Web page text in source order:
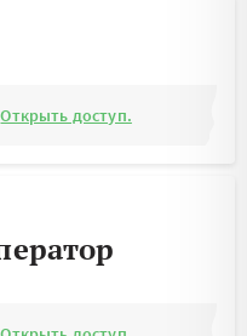
Открыть доступ.